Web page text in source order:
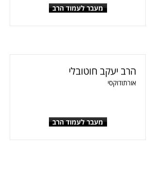
מעבר לעמוד הרב
הרב יעקב חוטובלי
אורתודוקסי
מעבר לעמוד הרב